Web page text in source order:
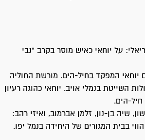
על יוחאי כאיש מוסר בקרב "נבי
יוחאי המפקד בחיל-הים. מורשת החוליה
13. פעולות השייטת בנמלי אויב. יוחאי כהוגה רעיון
חיל-הים.
שיה בן-נון, זלמן אברמוב, ואיזי רהב:
בבית המגורים של היחידה בנמל יפו.